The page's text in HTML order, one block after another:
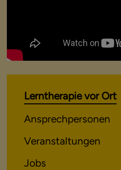
Lerntherapie vor Ort
Ansprechpersonen
Veranstaltungen
Jobs